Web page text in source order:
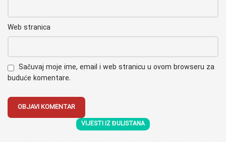
Web stranica
Sačuvaj moje ime, email i web stranicu u ovom browseru za
buduće komentare.
VIJESTI IZ ĐULISTANA